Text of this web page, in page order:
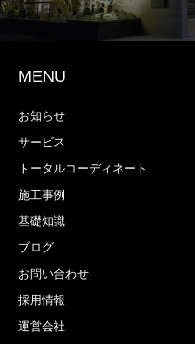
MENU
お知らせ
サービス
トータルコーディネート
施工事例
基礎知識
ブログ
お問い合わせ
採用情報
運営会社